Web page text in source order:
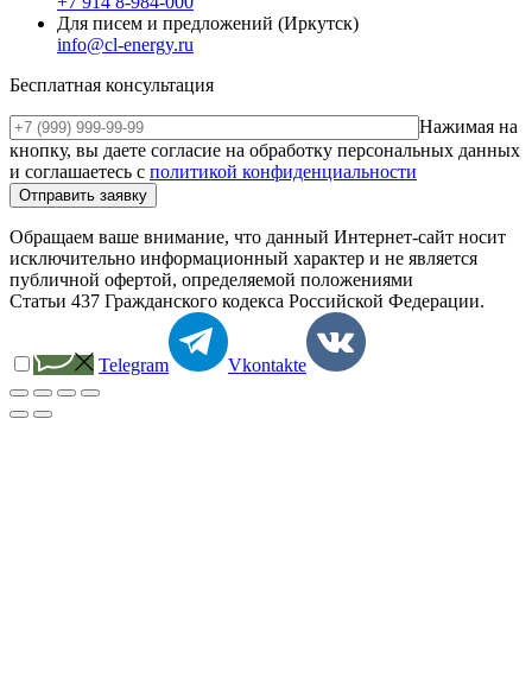
Для писем и предложений (Иркутск)
info@cl-energy.ru
Бесплатная консультация
Нажимая на
кнопку, вы даете согласие на обработку персональных данных
и соглашаетесь c политикой конфиденциальности
Обращаем ваше внимание, что данный Интернет-сайт носит
исключительно информационный характер и не является
публичной офертой, определяемой положениями
Статьи 437 Гражданского кодекса Российской Федерации.
Telegram Vkontakte